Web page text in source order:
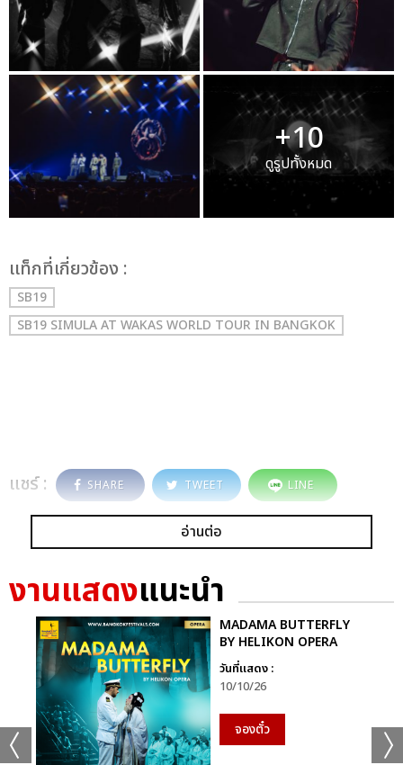
+10
ดูรูปทั้งหมด
เเท็กที่เกี่ยวข้อง :
SB19
SB19 SIMULA AT WAKAS WORLD TOUR IN BANGKOK
แชร์ : SHARE TWEET LINE
อ่านต่อ
งานแสดงแนะนำ
MADAMA BUTTERFLY
BY HELIKON OPERA
วันที่แสดง :
10/10/26
จองตั๋ว